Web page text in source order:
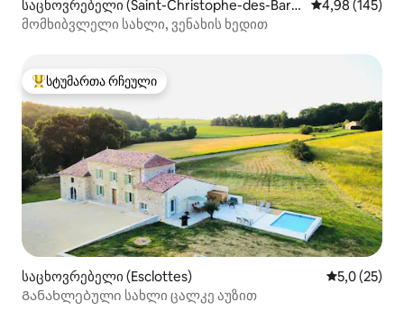
საცხოვრებელი (Saint-Christophe-des-Bard
es)
საშუალო
4,98 (145)
მომხიბვლელი სახლი, ვენახის ხედით
სტუმართა რჩეული მოწინავე ვარიანტი
სტუმართა რჩეული
საცხოვრებელი (Esclottes) საშუალო
5,0 (25)
Განახლებული სახლი ცალკე აუზით